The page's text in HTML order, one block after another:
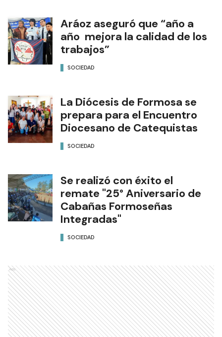
Aráoz aseguró que “año a
año mejora la calidad de los
trabajos”
SOCIEDAD
La Diócesis de Formosa se
prepara para el Encuentro
Diocesano de Catequistas
SOCIEDAD
Se realizó con éxito el
remate "25° Aniversario de
Cabañas Formoseñas
Integradas"
SOCIEDAD
Ads